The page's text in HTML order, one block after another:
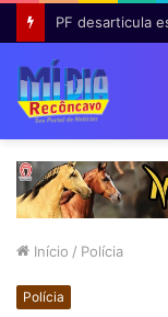
Início / Polícia
Polícia